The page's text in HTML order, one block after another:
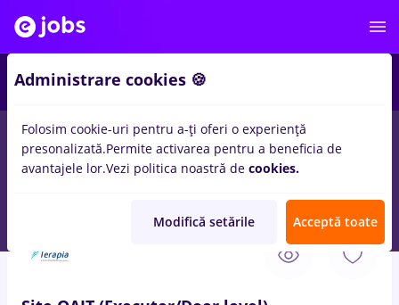
Salarii Full time Part time Fără experiență
Administrare cookies 🍪
Folosim cookie-uri pentru a-ți oferi o experiență
presonalizată.Permite activarea pentru a beneficia de
avantajele lor.Vezi politica noastră de cookies.
Modifică setările Acceptă toate